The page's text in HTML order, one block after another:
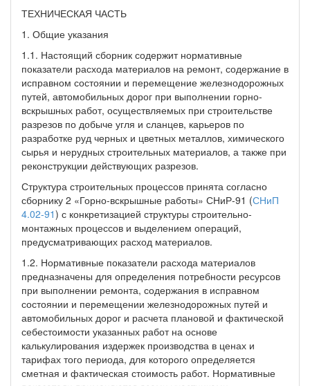
ТЕХНИЧЕСКАЯ ЧАСТЬ
1. Общие указания
1.1. Настоящий сборник содержит нормативные
показатели расхода материалов на ремонт, содержание в
исправном состоянии и перемещение железнодорожных
путей, автомобильных дорог при выполнении горно-
вскрышных работ, осуществляемых при строительстве
разрезов по добыче угля и сланцев, карьеров по
разработке руд черных и цветных металлов, химического
сырья и нерудных строительных материалов, а также при
реконструкции действующих разрезов.
Структура строительных процессов принята согласно
сборнику 2 «Горно-вскрышные работы» СНиР-91 (СНиП
4.02-91) с конкретизацией структуры строительно-
монтажных процессов и выделением операций,
предусматривающих расход материалов.
1.2. Нормативные показатели расхода материалов
предназначены для определения потребности ресурсов
при выполнении ремонта, содержания в исправном
состоянии и перемещении железнодорожных путей и
автомобильных дорог и расчета плановой и фактической
себестоимости указанных работ на основе
калькулирования издержек производства в ценах и
тарифах того периода, для которого определяется
сметная и фактическая стоимость работ. Нормативные